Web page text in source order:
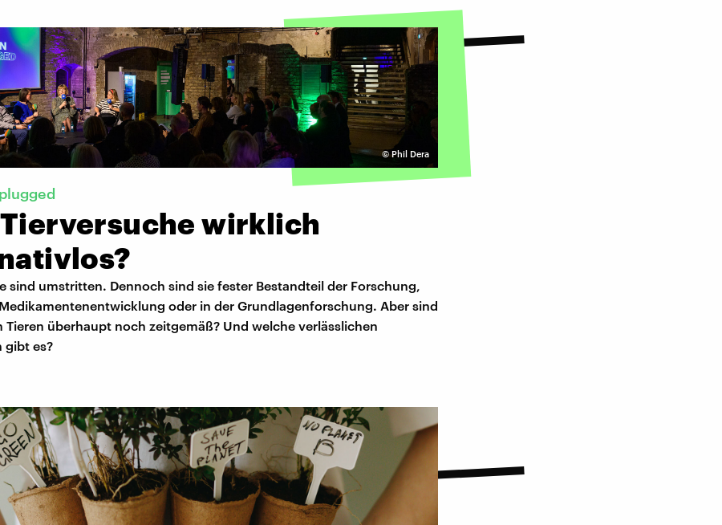
©Phil Dera
wirklich
sind umstritten. Dennoch sind sie fester Bestandteil der Forschung,
oder in der Grundlagenforschung. Aber sind
Tieren überhaupt noch zeitgemäß? Und welche verlässlichen
gibt es?